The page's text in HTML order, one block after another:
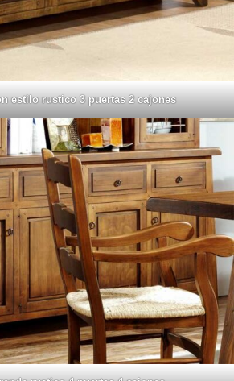
estilo rustico 3 puertas 2 cajones